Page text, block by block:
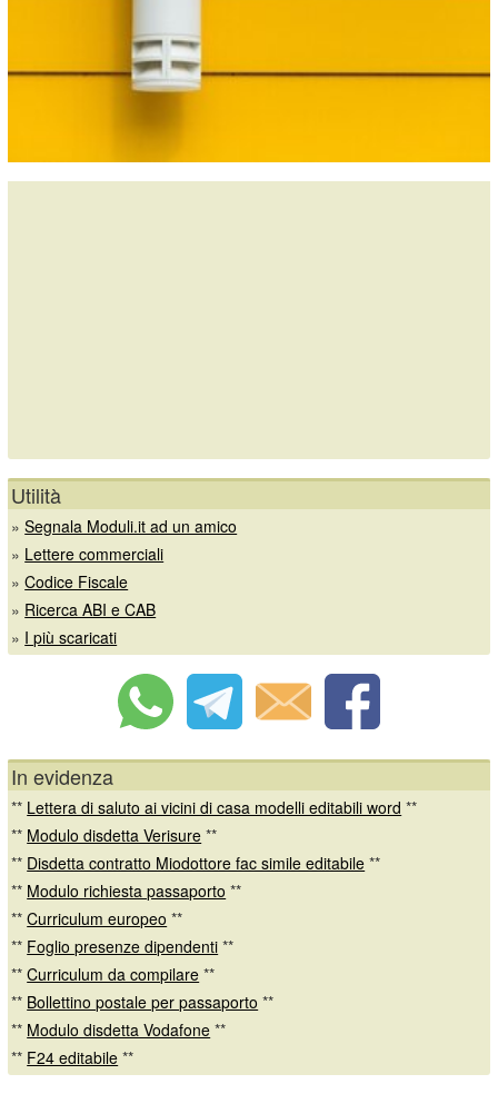
Utilità
»Segnala Moduli.it ad un amico
» Lettere commerciali
»Codice Fiscale
» Ricerca ABI e CAB
» I più scaricati
In evidenza
** Lettera di saluto ai vicini di casa modelli editabili word **
** Modulo disdetta Verisure **
** Disdetta contratto Miodottore fac simile editabile **
** Modulo richiesta passaporto **
**Curriculum europeo **
** Foglio presenze dipendenti **
**Curriculum da compilare **
** Bollettino postale per passaporto **
** Modulo disdetta Vodafone **
** F24 editabile **